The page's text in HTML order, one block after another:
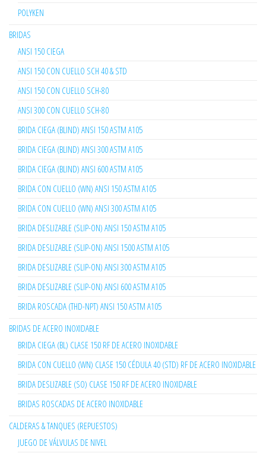
POLYKEN
BRIDAS
ANSI 150 CIEGA
ANSI 150 CON CUELLO SCH 40 & STD
ANSI 150 CON CUELLO SCH-80
ANSI 300 CON CUELLO SCH-80
BRIDA CIEGA (BLIND) ANSI 150 ASTM A105
BRIDA CIEGA (BLIND) ANSI 300 ASTM A105
BRIDA CIEGA (BLIND) ANSI 600 ASTM A105
BRIDA CON CUELLO (WN) ANSI 150 ASTM A105
BRIDA CON CUELLO (WN) ANSI 300 ASTM A105
BRIDA DESLIZABLE (SLIP-ON) ANSI 150 ASTM A105
BRIDA DESLIZABLE (SLIP-ON) ANSI 1500 ASTM A105
BRIDA DESLIZABLE (SLIP-ON) ANSI 300 ASTM A105
BRIDA DESLIZABLE (SLIP-ON) ANSI 600 ASTM A105
BRIDA ROSCADA (THD-NPT) ANSI 150 ASTM A105
BRIDAS DE ACERO INOXIDABLE
BRIDA CIEGA (BL) CLASE 150 RF DE ACERO INOXIDABLE
BRIDA CON CUELLO (WN) CLASE 150 CÉDULA 40 (STD) RF DE ACERO INOXIDABLE
BRIDA DESLIZABLE (SO) CLASE 150 RF DE ACERO INOXIDABLE
BRIDAS ROSCADAS DE ACERO INOXIDABLE
CALDERAS & TANQUES (REPUESTOS)
JUEGO DE VÁLVULAS DE NIVEL